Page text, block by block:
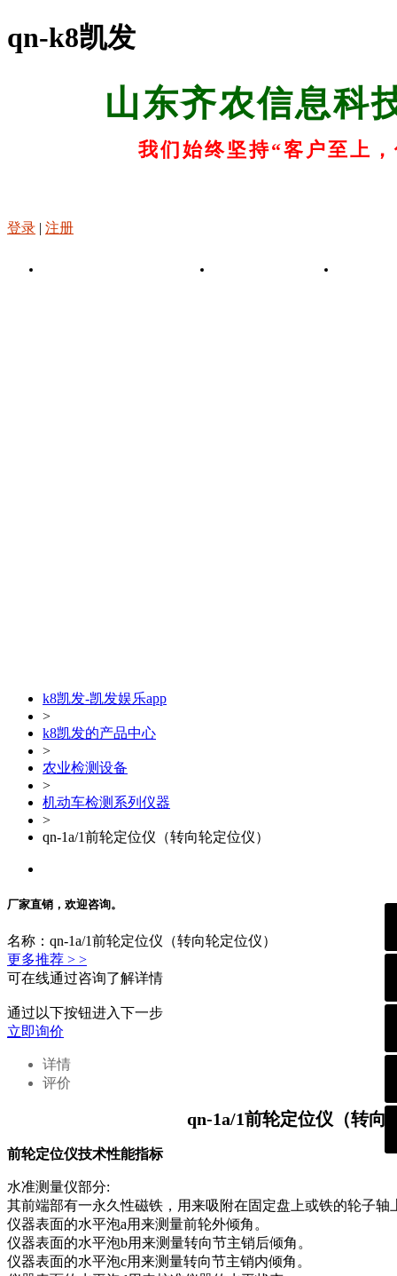
qn-k8凯发
山东齐农信息科
我们始终坚持“客户至上
登录 | 注册
k8凯发-凯发娱乐app
>
k8凯发的产品中心
>
农业检测设备
>
机动车检测系列仪器
>
qn-1a/1前轮定位仪（转向轮定位仪）
厂家直销，欢迎咨询。
名称：qn-1a/1前轮定位仪（转向轮定位仪）
更多推荐 > >
可在线通过咨询了解详情
通过以下按钮进入下一步
立即询价
详情
评价
qn-1a/1前轮定位仪（转向
前轮定位仪技术性能指标
水准测量仪部分:
其前端部有一永久性磁铁，用来吸附在固定盘上或铁的轮子轴
仪器表面的水平泡a用来测量前轮外倾角。
仪器表面的水平泡b用来测量转向节主销后倾角。
仪器表面的水平泡c用来测量转向节主销内倾角。